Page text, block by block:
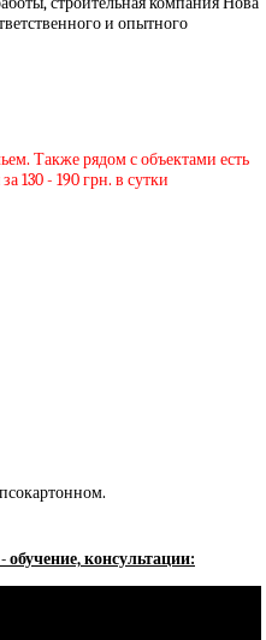
и опытного
Также рядом с объектами есть
130 - 190 грн. в сутки
консультации: